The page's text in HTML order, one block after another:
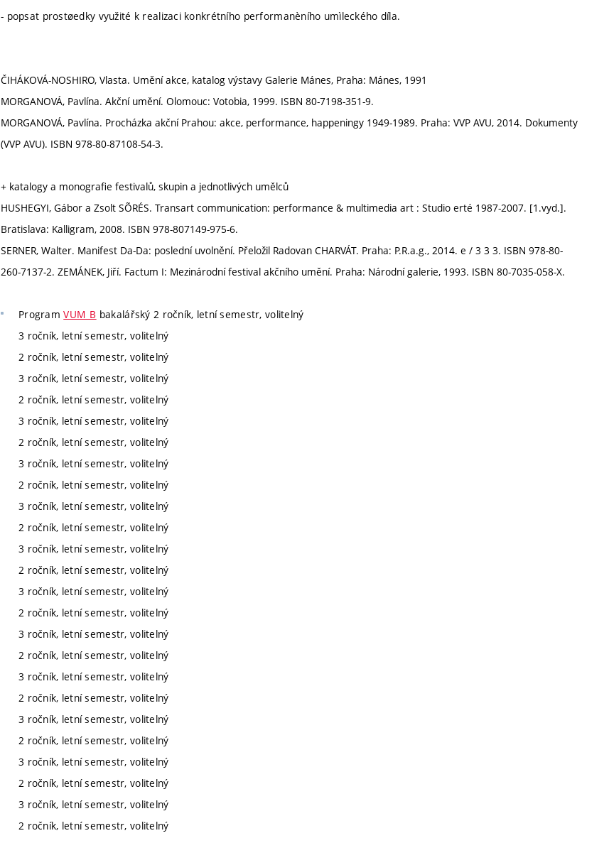
- popsat prostøedky využité k realizaci konkrétního performanèního umìleckého díla.
ČIHÁKOVÁ-NOSHIRO, Vlasta. Umění akce, katalog výstavy Galerie Mánes, Praha: Mánes, 1991
MORGANOVÁ, Pavlína. Akční umění. Olomouc: Votobia, 1999. ISBN 80-7198-351-9.
MORGANOVÁ, Pavlína. Procházka akční Prahou: akce, performance, happeningy 1949-1989. Praha: VVP AVU, 2014. Dokumenty
(VVP AVU). ISBN 978-80-87108-54-3.
+ katalogy a monografie festivalů, skupin a jednotlivých umělců
HUSHEGYI, Gábor a Zsolt SÕRÉS. Transart communication: performance & multimedia art : Studio erté 1987-2007. [1.vyd.].
Bratislava: Kalligram, 2008. ISBN 978-807149-975-6.
SERNER, Walter. Manifest Da-Da: poslední uvolnění. Přeložil Radovan CHARVÁT. Praha: P.R.a.g., 2014. e / 3 3 3. ISBN 978-80-
260-7137-2. ZEMÁNEK, Jiří. Factum I: Mezinárodní festival akčního umění. Praha: Národní galerie, 1993. ISBN 80-7035-058-X.
ProgramVUM_B bakalářský 2 ročník, letní semestr, volitelný
3 ročník, letní semestr, volitelný
2 ročník, letní semestr, volitelný
3 ročník, letní semestr, volitelný
2 ročník, letní semestr, volitelný
3 ročník, letní semestr, volitelný
2 ročník, letní semestr, volitelný
3 ročník, letní semestr, volitelný
2 ročník, letní semestr, volitelný
3 ročník, letní semestr, volitelný
2 ročník, letní semestr, volitelný
3 ročník, letní semestr, volitelný
2 ročník, letní semestr, volitelný
3 ročník, letní semestr, volitelný
2 ročník, letní semestr, volitelný
3 ročník, letní semestr, volitelný
2 ročník, letní semestr, volitelný
3 ročník, letní semestr, volitelný
2 ročník, letní semestr, volitelný
3 ročník, letní semestr, volitelný
2 ročník, letní semestr, volitelný
3 ročník, letní semestr, volitelný
2 ročník, letní semestr, volitelný
3 ročník, letní semestr, volitelný
2 ročník, letní semestr, volitelný